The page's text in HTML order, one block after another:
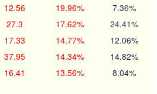
12.56 19.96% 7.36%
27.3 17.62% 24.41%
17.33 14.77% 12.06%
37.95 14.34% 14.82%
16.41 13.56% 8.04%